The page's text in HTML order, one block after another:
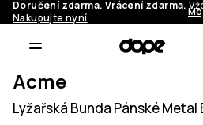
Doručení zdarma. Vrácení zdarma.
Nakupujte nyní
Acme
Lyžařská Bunda Pánské Metal